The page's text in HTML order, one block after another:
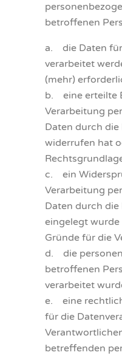
betroffenen
a. die Daten
verarbeitet
(mehr)
b. eine erteilte
Verarbeitung
Daten durch
widerrufen hat
c. ein
Verarbeitung
Daten durch
eingelegt
Gründe für die
d. die
betroffenen
verarbeitet
e. eine
für die
betreffenden